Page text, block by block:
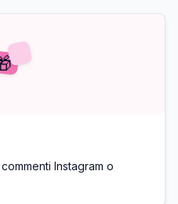
Instagram o